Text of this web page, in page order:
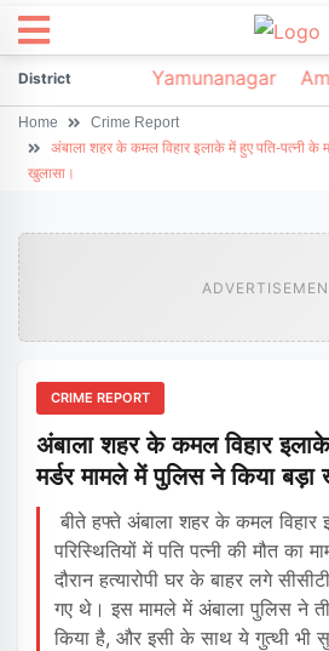
DistrictSonipat Yamunanagar
Home
Crime Report
अंबाला शहर के कमल विहार इलाके में हुए पति-पत्नी के
खुलासा।
CRIME REPORT
अंबाला शहर के कमल विहार
मर्डर मामले में पुलिस ने किया बड़ा
बीते हफ्ते अंबाला शहर के कमल विहार
परिस्थितियों में पति पत्नी की मौत का
दौरान हत्यारोपी घर के बाहर लगे
गए थे। इस मामले में अंबाला पुलिस ने
किया है, और इसी के साथ ये गुत्थी भी